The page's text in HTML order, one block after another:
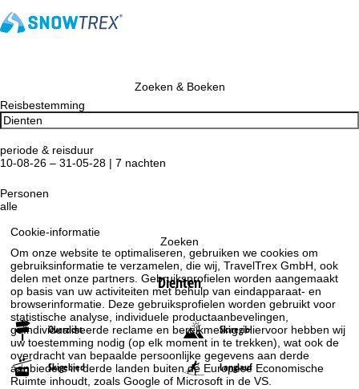
Cookie-informatie
Om onze website te optimaliseren, gebruiken we cookies om
gebruiksinformatie te verzamelen, die wij, TravelTrex GmbH, ook
delen met onze partners. Gebruiksprofielen worden aangemaakt
op basis van uw activiteiten met behulp van eindapparaat- en
browserinformatie. Deze gebruiksprofielen worden gebruikt voor
statistische analyse, individuele productaanbevelingen,
geïndividualiseerde reclame en bereikmeting. Hiervoor hebben wij
uw toestemming nodig (op elk moment in te trekken), wat ook de
overdracht van bepaalde persoonlijke gegevens aan derde
aanbieders in derde landen buiten de Europese Economische
Ruimte inhoudt, zoals Google of Microsoft in de VS.
Zoeken & Boeken
Reisbestemming
periode & reisduur
10-08-26 – 31-05-28 | 7 nachten
Personen
alle
Zoeken
Dienten
Overzicht Skiregio
Skigebied Langlauf